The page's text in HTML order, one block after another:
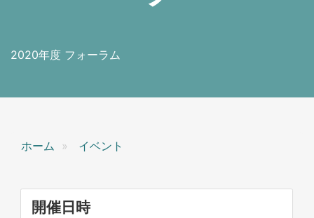
2020年度 フォーラム
ホーム イベント
開催日時